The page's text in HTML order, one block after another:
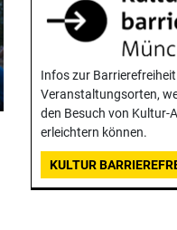
Infos zur
Veranstaltungsorten,
den Besuch von Kultur-
erleichtern können.
KULTUR